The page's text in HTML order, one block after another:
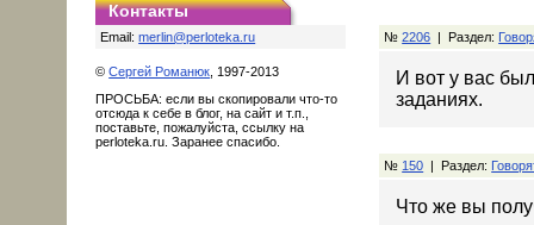
Контакты
Email:merlin@perloteka.ru
©Сергей Романюк , 1997-2013
ПРОСЬБА: если вы скопировали что-то
отсюда к себе в блог, на сайт и т.п.,
поставьте, пожалуйста, ссылку на
perloteka.ru. Заранее спасибо.
№2206 | Раздел:
И вот у вас
заданиях.
№ 150 | Раздел:
Что же вы